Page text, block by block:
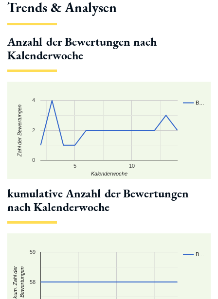
Trends & Analysen
Anzahl der Bewertungen nach
Kalenderwoche
B…
5 10
0
2
4
Kalenderwoche
Zahl der Bewertungen
kumulative Anzahl der Bewertungen
nach Kalenderwoche
B…
58
59
kum. Zahl derBewertungen